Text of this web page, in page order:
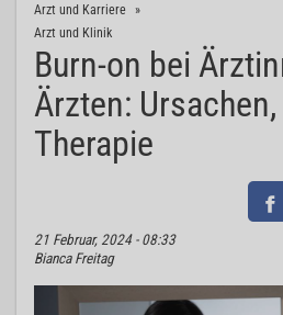
Arzt und Karriere
Arzt und Klinik
Burn-on bei
Ärzten:
Therapie
21 Februar, 2024 - 08:33
Bianca Freitag